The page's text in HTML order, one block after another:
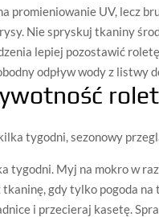
promieniowanie UV, lecz
Nie spryskuj tkaniny
lepiej pozostawić
odpływ wody z listwy
tygodni, sezonowy
tygodni. Myj na mokro w
gdy tylko pogoda na
i przecieraj kasetę.